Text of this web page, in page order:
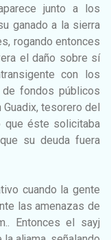
junto a los
ganado a la sierra
rogando entonces
el daño sobre sí
con los
fondos públicos
tesorero del
que éste solicitaba
su deuda fuera
cuando la gente
las amenazas de
Entonces el sayj